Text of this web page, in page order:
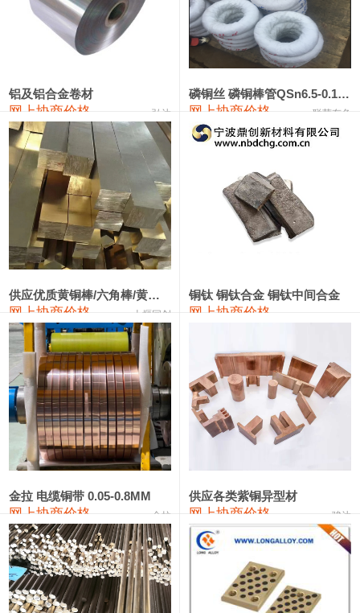
1#镁 17,000—18,000 17,500 0
18,900—19,100 19,000 100
1#电解锰(99.7%袋装) 18,000—18,200 18,100 100
1#铬 60,000—82,000
553#硅 9,300—9,500
441#硅 9,600—9,800 9,700
3303#硅 10,300—10,500 10,400
2202#硅 14,100—14,300
金属硅3303#-2202# 10,400—14,200 12,300 0
漆包线 111,970—115,970 113,970
磷铜合金 110,800—117,600 114,200 400
无氧铜丝(硬) 109,710—110,010 109,860
R410A专用紫铜管 113,700—113,700
铸造铝合金锭(A380） 26,300—26,500 26,400 100
铝合金ADC12 24,200—24,400 100
铸造铝合金锭(ZL102) 24,300—24,500 24,400
铝及铝合金卷材
网上协商价格 弘达
磷铜丝 磷铜棒管QSn6.5-0.1 7-0.2 8-0.3
网上协商价格 联荣有色
供应优质黄铜棒/六角棒/黄铜方板
网上协商价格 十堰同创
铜钛 铜钛合金 铜钛中间合金
网上协商价格
金拉 电缆铜带 0.05-0.8MM
网上协商价格 金拉
供应各类紫铜异型材
网上协商价格 骏达